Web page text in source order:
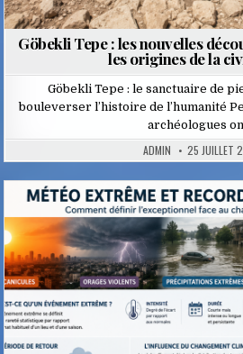
Göbekli Tepe : les nouvelles
les origines de la
Göbekli Tepe : le sanctuaire de
bouleverser l’histoire de l’humanité
archéologues
ADMIN 25 JUILLET
Posted
in